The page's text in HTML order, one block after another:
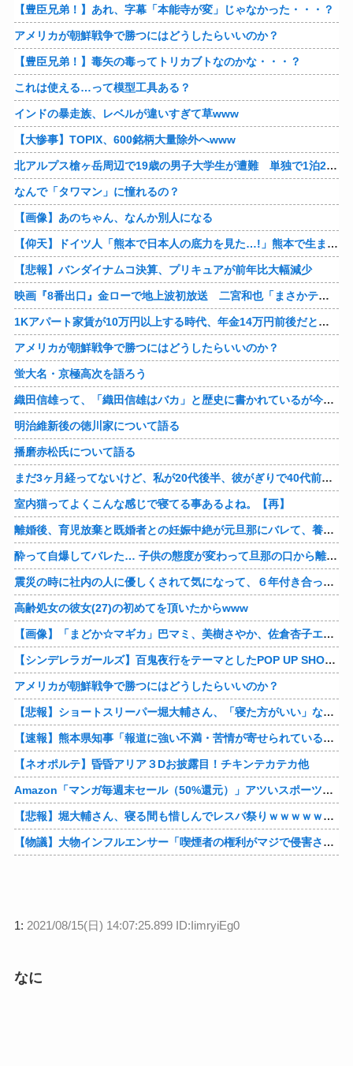
【豊臣兄弟！】あれ、字幕「本能寺が変」じゃなかった・・・？
アメリカが朝鮮戦争で勝つにはどうしたらいいのか？
【豊臣兄弟！】毒矢の毒ってトリカブトなのかな・・・？
これは使える…って模型工具ある？
インドの暴走族、レベルが違いすぎて草www
【大惨事】TOPIX、600銘柄大量除外へwww
北アルプス槍ヶ岳周辺で19歳の男子大学生が遭難 単独で1泊2日の予定で入山も連絡取れず 警察が9日以降捜索予定
なんで「タワマン」に憧れるの？
【画像】あのちゃん、なんか別人になる
【仰天】ドイツ人「熊本で日本人の底力を見た…!」熊本で生まれて初めて震度7の大地震を経験したドイツ人。直後、日本人たちの行動に衝撃を受けてしまう…
【悲報】バンダイナムコ決算、プリキュアが前年比大幅減少
映画『8番出口』金ローで地上波初放送 二宮和也「まさかテレビにまで迷い込んでしまうとは」
1Kアパート家賃が10万円以上する時代、年金14万円前後だと賃貸の人は無理じゃね？
アメリカが朝鮮戦争で勝つにはどうしたらいいのか？
蛍大名・京極高次を語ろう
織田信雄って、「織田信雄はバカ」と歴史に書かれているが今まで家が残っているんでバカではないよな？
明治維新後の徳川家について語る
播磨赤松氏について語る
まだ3ヶ月経ってないけど、私が20代後半、彼がぎりで40代前半でＷ不倫中。計画している彼との二泊三日の旅行、早く行けるといいな♪
室内猫ってよくこんな感じで寝てる事あるよね。【再】
離婚後、育児放棄と既婚者との妊娠中絶が元旦那にバレて、養育費の支払いが止まった… 私が正社員で働くまで止めると言われてるけど、女として生きたいの。
酔って自爆してバレた… 子供の態度が変わって旦那の口から離婚って言葉が出て、急速に現実に引き戻されたっていうか、あー私本当にしちゃいけないことしてたんだなと思い知った。
震災の時に社内の人に優しくされて気になって、６年付き合った彼に別れを告げました。その時新たな好きな人に夢中で元彼はどうでもよく思えました。今ははっきり言って後悔してます…
高齢処女の彼女(27)の初めてを頂いたからwww
【画像】「まどか☆マギカ」巴マミ、美樹さやか、佐倉杏子エロすぎ放課後えんこーハメ撮りどぴゅどぴゅエチエチが最高すぎる❣
【シンデレラガールズ】百鬼夜行をテーマとしたPOP UP SHOPが東京・大阪にて開催
アメリカが朝鮮戦争で勝つにはどうしたらいいのか？
【悲報】ショートスリーパー堀大輔さん、「寝た方がいい」などと誹謗中傷され配信中に泣き出してしまう
【速報】熊本県知事「報道に強い不満・苦情が寄せられている」→TBSの報道特集がまさにそれな件他
【ネオポルテ】昏昏アリア３Dお披露目！チキンテカテカ他
Amazon「マンガ毎週末セール（50%還元）」アツいスポーツマンガ祭り最終日到来！！！他
【悲報】堀大輔さん、寝る間も惜しんでレスバ祭りｗｗｗｗｗｗｗｗｗｗｗｗｗｗｗｗｗｗｗｗｗｗｗｗ他
【物議】大物インフルエンサー「喫煙者の権利がマジで侵害されてる。いくら税金払ってるんだ」他
1: 2021/08/15(日) 14:07:25.899 ID:IimryiEg0
なに